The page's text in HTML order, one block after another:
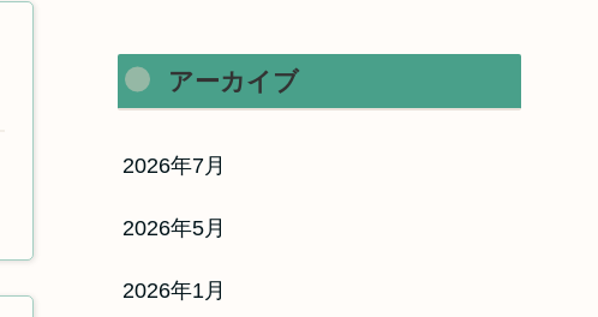
アーカイブ
2026年7月
2026年5月
2026年1月